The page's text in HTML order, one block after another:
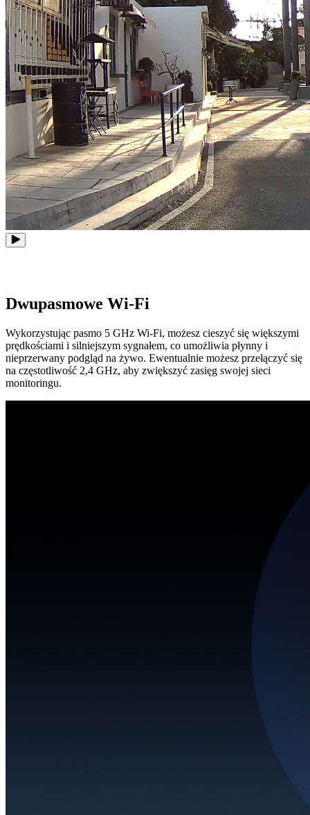
Dwupasmowe Wi-Fi
Wykorzystując pasmo 5 GHz Wi‑Fi, możesz cieszyć się większymi
prędkościami i silniejszym sygnałem, co umożliwia płynny i
nieprzerwany podgląd na żywo. Ewentualnie możesz przełączyć się
na częstotliwość 2,4 GHz, aby zwiększyć zasięg swojej sieci
monitoringu.